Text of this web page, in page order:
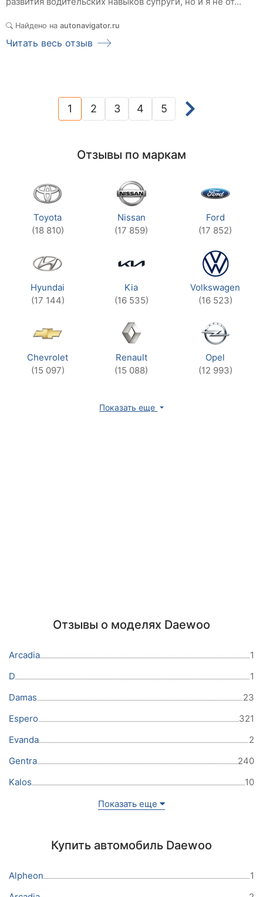
Найдено на autonavigator.ru
Читать весь отзыв
1(current)
2 3 4 5
Отзывы по маркам
Toyota
(18 810)
Nissan
(17 859)
Ford
(17 852)
Hyundai
(17 144)
Kia
(16 535)
Volkswagen
(16 523)
Chevrolet
(15 097)
Renault
(15 088)
Opel
(12 993)
Показать еще
Отзывы о моделях Daewoo
Arcadia
1
D
1
Damas
23
Espero
321
Evanda
2
Gentra
240
Kalos
10
Показать еще
Купить автомобиль Daewoo
Alpheon
1